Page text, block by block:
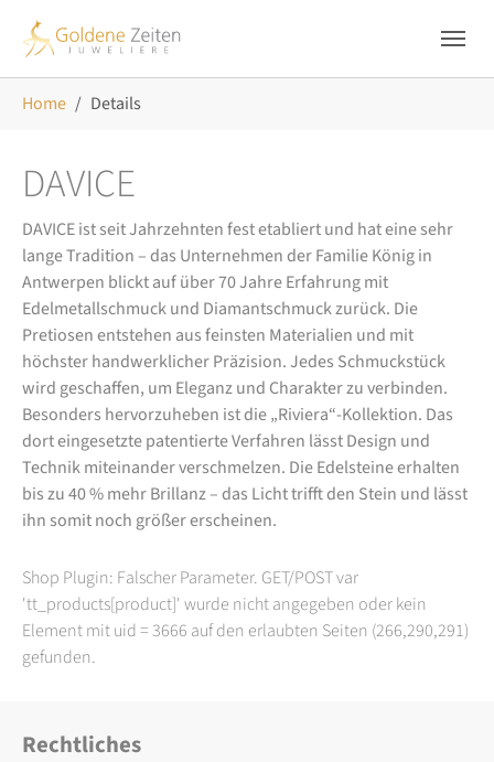
Home Details
DAVICE
DAVICE ist seit Jahrzehnten fest etabliert und hat eine sehr
lange Tradition – das Unternehmen der Familie König in
Antwerpen blickt auf über 70 Jahre Erfahrung mit
Edelmetallschmuck und Diamantschmuck zurück. Die
Pretiosen entstehen aus feinsten Materialien und mit
höchster handwerklicher Präzision. Jedes Schmuckstück
wird geschaffen, um Eleganz und Charakter zu verbinden.
Besonders hervorzuheben ist die „Riviera“-Kollektion. Das
dort eingesetzte patentierte Verfahren lässt Design und
Technik miteinander verschmelzen. Die Edelsteine erhalten
bis zu 40 % mehr Brillanz – das Licht trifft den Stein und lässt
ihn somit noch größer erscheinen.
Shop Plugin: Falscher Parameter. GET/POST var
'tt_products[product]' wurde nicht angegeben oder kein
Element mit uid = 3666 auf den erlaubten Seiten (266,290,291)
gefunden.
Rechtliches